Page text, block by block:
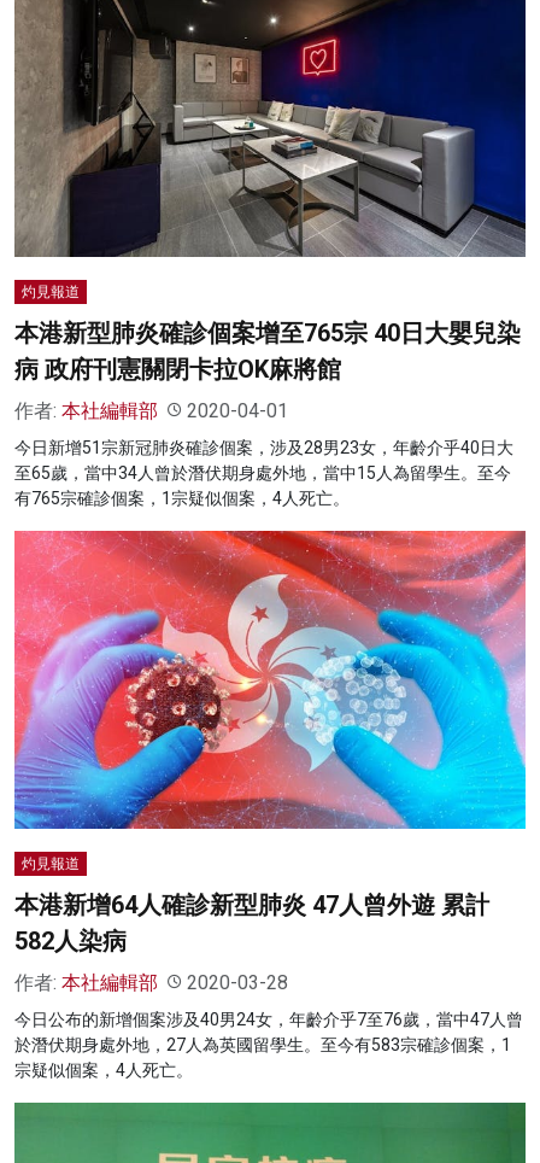
灼見報道
本港新型肺炎確診個案增至765宗 40日大嬰兒染
病 政府刊憲關閉卡拉OK麻將館
作者: 本社編輯部 2020-04-01
今日新增51宗新冠肺炎確診個案，涉及28男23女，年齡介乎40日大
至65歲，當中34人曾於潛伏期身處外地，當中15人為留學生。至今
有765宗確診個案，1宗疑似個案，4人死亡。
灼見報道
本港新增64人確診新型肺炎 47人曾外遊 累計
582人染病
作者: 本社編輯部 2020-03-28
今日公布的新增個案涉及40男24女，年齡介乎7至76歲，當中47人曾
於潛伏期身處外地，27人為英國留學生。至今有583宗確診個案，1
宗疑似個案，4人死亡。